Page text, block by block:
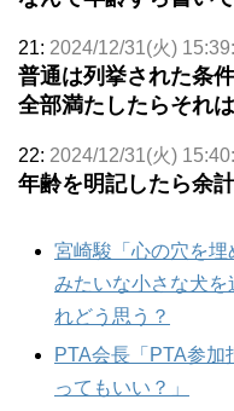
21: 2024/12/31(火)
普通は列挙された条
全部満たしたらそれ
22: 2024/12/31(火)
年齢を明記したら余
宮崎駿「心の穴を
みたいな小さな犬
れどう思う？
PTA会長「PTA参加
ってもいい？」